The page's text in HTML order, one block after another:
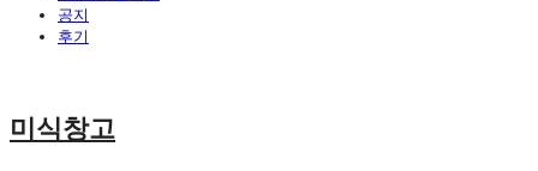
공지
후기
미식창고